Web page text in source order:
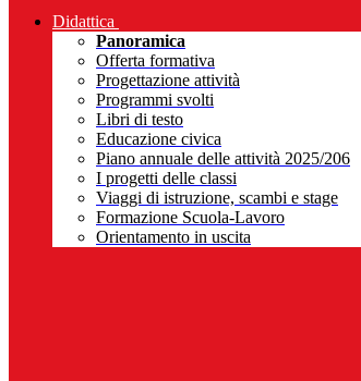
Didattica
Panoramica
Offerta formativa
Progettazione attività
Programmi svolti
Libri di testo
Educazione civica
Piano annuale delle attività 2025/206
I progetti delle classi
Viaggi di istruzione, scambi e stage
Formazione Scuola-Lavoro
Orientamento in uscita